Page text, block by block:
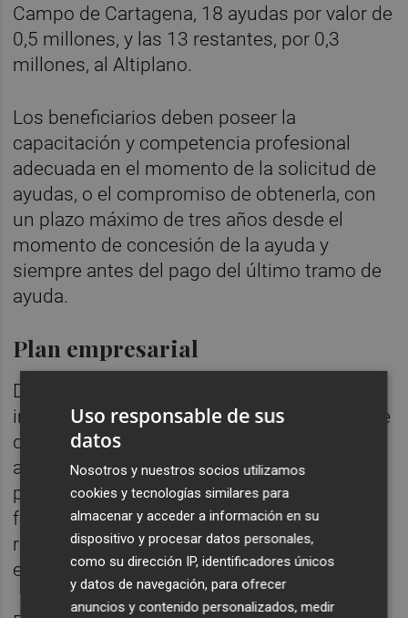
Campo de Cartagena, 18 ayudas por valor de
0,5 millones, y las 13 restantes, por 0,3
millones, al Altiplano.
Los beneficiarios deben poseer la
capacitación y competencia profesional
adecuada en el momento de la solicitud de
ayudas, o el compromiso de obtenerla, con
un plazo máximo de tres años desde el
momento de concesión de la ayuda y
siempre antes del pago del último tramo de
ayuda.
Plan empresarial
Deben presentar un plan empresarial que
incluirá un estudio técnico económico viable
que prevea que la explotación agraria
alcanzará la calificación de prioritaria en el
período máximo de cinco años desde la
fecha de concesión de la ayuda, y se ha
residir en la comarca donde radique la
explotación o comarcas limítrofes.
Uso responsable de sus
datos
Nosotros y nuestros socios utilizamos
cookies y tecnologías similares para
almacenar y acceder a información en su
dispositivo y procesar datos personales,
como su dirección IP, identificadores únicos
y datos de navegación, para ofrecer
anuncios y contenido personalizados, medir